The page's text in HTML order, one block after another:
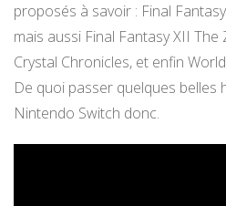
proposés à savoir : Final
mais aussi Final Fantasy XII
Crystal Chronicles, et enfin
De quoi passer quelques belles
Nintendo Switch donc.